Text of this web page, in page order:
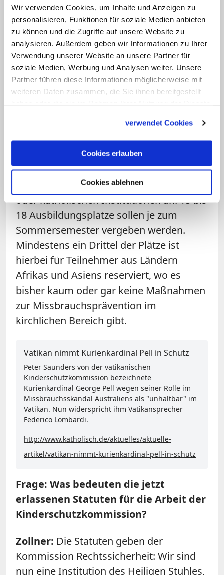
Wir verwenden Cookies, um Inhalte und Anzeigen zu
personalisieren, Funktionen für soziale Medien anbieten
zu können und die Zugriffe auf unsere Website zu
analysieren. Außerdem geben wir Informationen zu Ihrer
Verwendung unserer Website an unsere Partner für
soziale Medien, Werbung und Analysen weiter. Unsere
Partner führen diese Informationen möglicherweise mit
weiteren Daten zusammen, die Sie ihnen bereitgestellt
verwendet Cookies
Cookies erlauben
Cookies ablehnen
dieses Thema bestellt?
Zollner:Im September wird neben den
entsprechenden kirchenrechtlichen
Normen erstmals auch der Umgang mit
Opfern und Tätern von sexuellem
Missbrauch Bestandteil in dem jährlichen
Davon versprechen wir uns viel. Zudem
bieten wir hier an der Gregoriana von
Februar 2016 an einen einsemestrigen
Diplomkurs für Präventionsbeauftragte
von Diözesen, Ordensgemeinschaften
oder katholischen Institutionen an. 15 bis
18 Ausbildungsplätze sollen je zum
Sommersemester vergeben werden.
Mindestens ein Drittel der Plätze ist
hierbei für Teilnehmer aus Ländern
Afrikas und Asiens reserviert, wo es
bisher kaum oder gar keine Maßnahmen
zur Missbrauchsprävention im
kirchlichen Bereich gibt.
Vatikan nimmt Kurienkardinal Pell in Schutz
Peter Saunders von der vatikanischen
Kinderschutzkommission bezeichnete
Kurienkardinal George Pell wegen seiner Rolle im
Missbrauchsskandal Australiens als "unhaltbar" im
Vatikan. Nun widerspricht ihm Vatikansprecher
Federico Lombardi.
http://www.katholisch.de/aktuelles/aktuelle-
artikel/vatikan-nimmt-kurienkardinal-pell-in-schutz
Frage: Was bedeuten die jetzt
erlassenen Statuten für die Arbeit der
Kinderschutzkommission?
Zollner: Die Statuten geben der
Kommission Rechtssicherheit: Wir sind
nun eine Institution des Heiligen Stuhles,